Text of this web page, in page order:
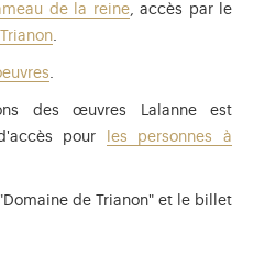
de la reine, accès par le
des œuvres Lalanne est
pour
les personnes à
de Trianon" et le billet